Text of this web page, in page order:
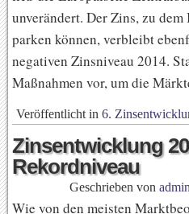
unverändert. Der Zins, zu
parken können, verbleibt
negativen Zinsniveau 2014.
Maßnahmen vor, um die
Veröffentlicht in 6.
Zinsentwicklung
Rekordniveau
Geschrieben von admin
Wie von den meisten